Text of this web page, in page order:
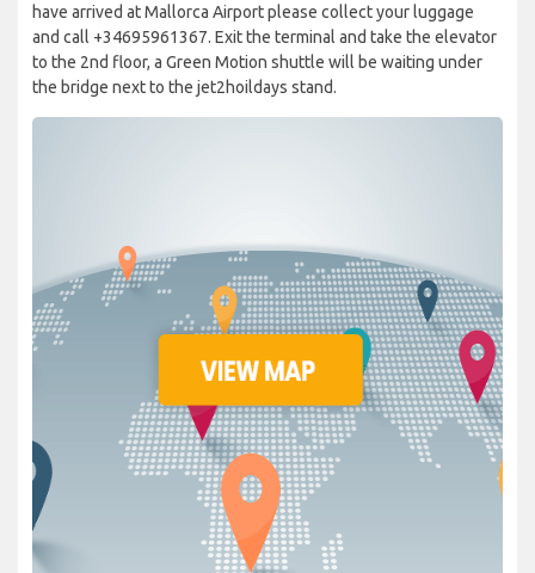
have arrived at Mallorca Airport please collect your luggage
and call +34695961367. Exit the terminal and take the elevator
to the 2nd floor, a Green Motion shuttle will be waiting under
the bridge next to the jet2hoildays stand.